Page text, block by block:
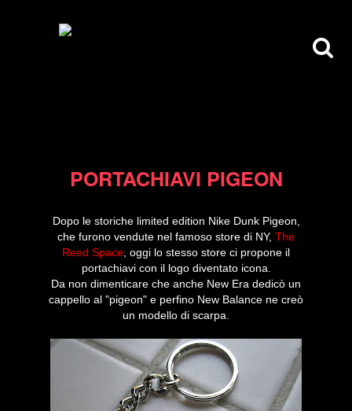
PORTACHIAVI PIGEON
Dopo le storiche limited edition Nike Dunk Pigeon,
che furono vendute nel famoso store di NY, The
Reed Space, oggi lo stesso store ci propone il
portachiavi con il logo diventato icona.
Da non dimenticare che anche New Era dedicò un
cappello al "pigeon" e perfino New Balance ne creò
un modello di scarpa.